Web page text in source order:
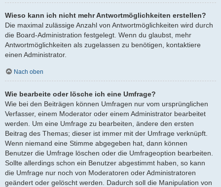
Wieso kann ich nicht mehr Antwortmöglichkeiten erstellen?
Die maximal zulässige Anzahl von Antwortmöglichkeiten wird durch
die Board-Administration festgelegt. Wenn du glaubst, mehr
Antwortmöglichkeiten als zugelassen zu benötigen, kontaktiere
einen Administrator.
Nach oben
Wie bearbeite oder lösche ich eine Umfrage?
Wie bei den Beiträgen können Umfragen nur vom ursprünglichen
Verfasser, einem Moderator oder einem Administrator bearbeitet
werden. Um eine Umfrage zu bearbeiten, ändere den ersten
Beitrag des Themas; dieser ist immer mit der Umfrage verknüpft.
Wenn niemand eine Stimme abgegeben hat, dann können
Benutzer die Umfrage löschen oder die Umfrageoption bearbeiten.
Sollte allerdings schon ein Benutzer abgestimmt haben, so kann
die Umfrage nur noch von Moderatoren oder Administratoren
geändert oder gelöscht werden. Dadurch soll die Manipulation von